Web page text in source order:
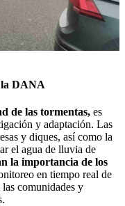
la DANA
de las tormentas, es
y adaptación. Las
y diques, así como la
el agua de lluvia de
la importancia de los
en tiempo real de
comunidades y